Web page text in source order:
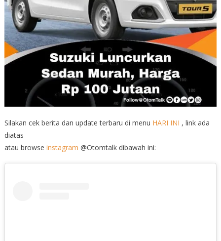
Silakan cek berita dan update terbaru di menu HARI INI , link ada
diatas
atau browse instagram @Otomtalk dibawah ini: